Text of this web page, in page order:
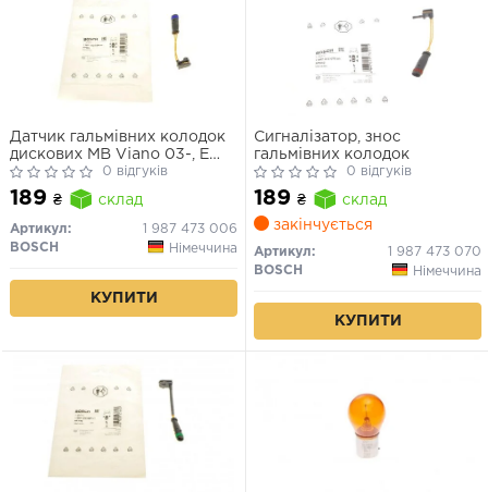
Датчик гальмівних колодок
дискових MB Viano 03-, E
(S211) Kombi 03-, Sprinter
06- VW Crafter 06-
0 відгуків
189 ₴ склад
Артикул:
1 987 473 006
BOSCH
Німеччина
КУПИТИ
Сигналізатор, знос
гальмівних колодок
0 відгуків
189 ₴
склад
закінчується
Артикул:
1 987 473 070
BOSCH
Німеччина
КУПИТИ